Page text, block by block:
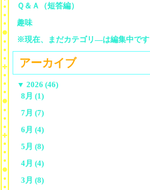
Ｑ＆Ａ（短答編）
趣味
※現在、まだカテゴリ—は編集中です
アーカイブ
▼ 2026 (46)
8月 (1)
7月 (7)
6月 (4)
5月 (8)
4月 (4)
3月 (8)